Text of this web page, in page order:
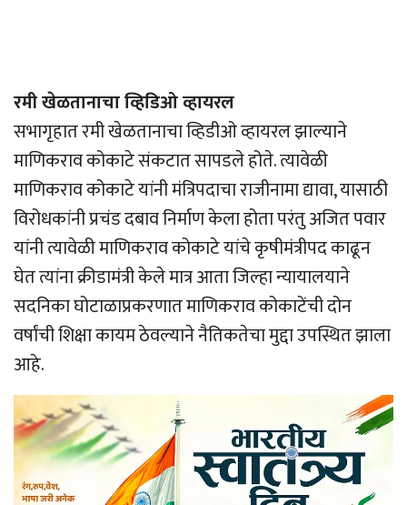
रमी खेळतानाचा व्हिडिओ व्हायरल
सभागृहात रमी खेळतानाचा व्हिडीओ व्हायरल झाल्याने
माणिकराव कोकाटे संकटात सापडले होते. त्यावेळी
माणिकराव कोकाटे यांनी मंत्रिपदाचा राजीनामा द्यावा, यासाठी
विरोधकांनी प्रचंड दबाव निर्माण केला होता परंतु अजित पवार
यांनी त्यावेळी माणिकराव कोकाटे यांचे कृषीमंत्रीपद काढून
घेत त्यांना क्रीडामंत्री केले मात्र आता जिल्हा न्यायालयाने
सदनिका घोटाळाप्रकरणात माणिकराव कोकाटेंची दोन
वर्षांची शिक्षा कायम ठेवल्याने नैतिकतेचा मुद्दा उपस्थित झाला
आहे.